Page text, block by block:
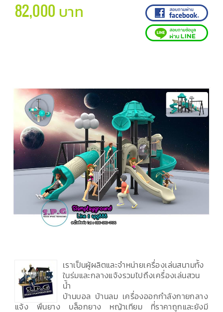
82,000 บาท
เราเป็นผู้ผลิตและจำหน่ายเครื่องเล่นสนามทั้ง
ในร่มและกลางแจ้งรวมไปถึงเครื่องเล่นสวน
น้ำ
บ้านบอล บ้านลม เครื่องออกกำลังกายกลาง
แจ้ง พื้นยาง บล็อกยาง หญ้าเทียม ที่ราคาถูกและยังมี